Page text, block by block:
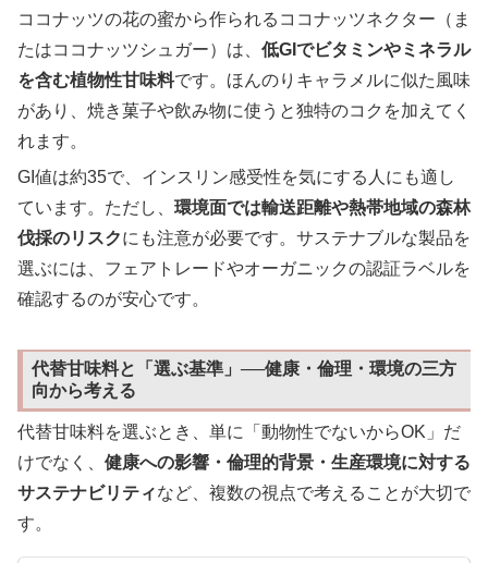
ココナッツの花の蜜から作られるココナッツネクター（ま
たはココナッツシュガー）は、 低GIでビタミンやミネラル
を含む植物性甘味料です。ほんのりキャラメルに似た風味
があり、焼き菓子や飲み物に使うと独特のコクを加えてく
れます。
GI値は約35で、インスリン感受性を気にする人にも適し
ています。ただし、 環境面では輸送距離や熱帯地域の森林
伐採のリスクにも注意が必要です。サステナブルな製品を
選ぶには、フェアトレードやオーガニックの認証ラベルを
確認するのが安心です。
代替甘味料と「選ぶ基準」──健康・倫理・環境の三方
向から考える
代替甘味料を選ぶとき、単に「動物性でないからOK」だ
けでなく、 健康への影響・倫理的背景・生産環境に対する
サステナビリティなど、複数の視点で考えることが大切で
す。